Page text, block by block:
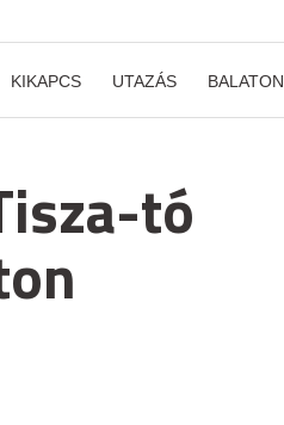
KIKAPCS UTAZÁS BALATON
tó